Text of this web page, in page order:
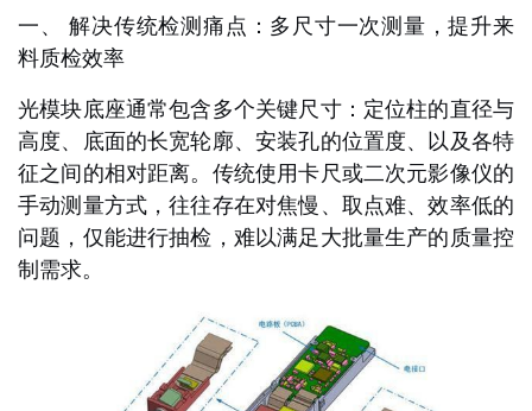
一、 解决传统检测痛点：多尺寸一次测量，提升来
料质检效率
光模块底座通常包含多个关键尺寸：定位柱的直径与
高度、底面的长宽轮廓、安装孔的位置度、以及各特
征之间的相对距离。传统使用卡尺或二次元影像仪的
手动测量方式，往往存在对焦慢、取点难、效率低的
问题，仅能进行抽检，难以满足大批量生产的质量控
制需求。